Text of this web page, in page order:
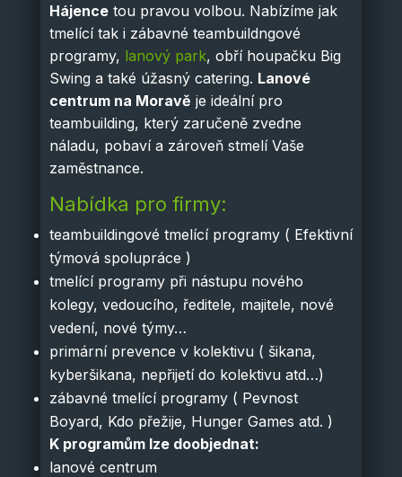
Hájencetou pravou volbou. Nabízíme jak
tmelící tak i zábavné teambuildngové
programy, lanový park, obří houpačku Big
Swing a také úžasný catering. Lanové
centrum na Moravě je ideální pro
teambuilding, který zaručeně zvedne
náladu, pobaví a zároveň stmelí Vaše
zaměstnance.
Nabídka pro firmy:
teambuildingové tmelící programy ( Efektivní
týmová spolupráce )
tmelící programy při nástupu nového
kolegy, vedoucího, ředitele, majitele, nové
vedení, nové týmy…
primární prevence v kolektivu ( šikana,
kyberšikana, nepřijetí do kolektivu atd…)
zábavné tmelící programy ( Pevnost
Boyard, Kdo přežije, Hunger Games atd. )
K programům lze doobjednat:
lanové centrum